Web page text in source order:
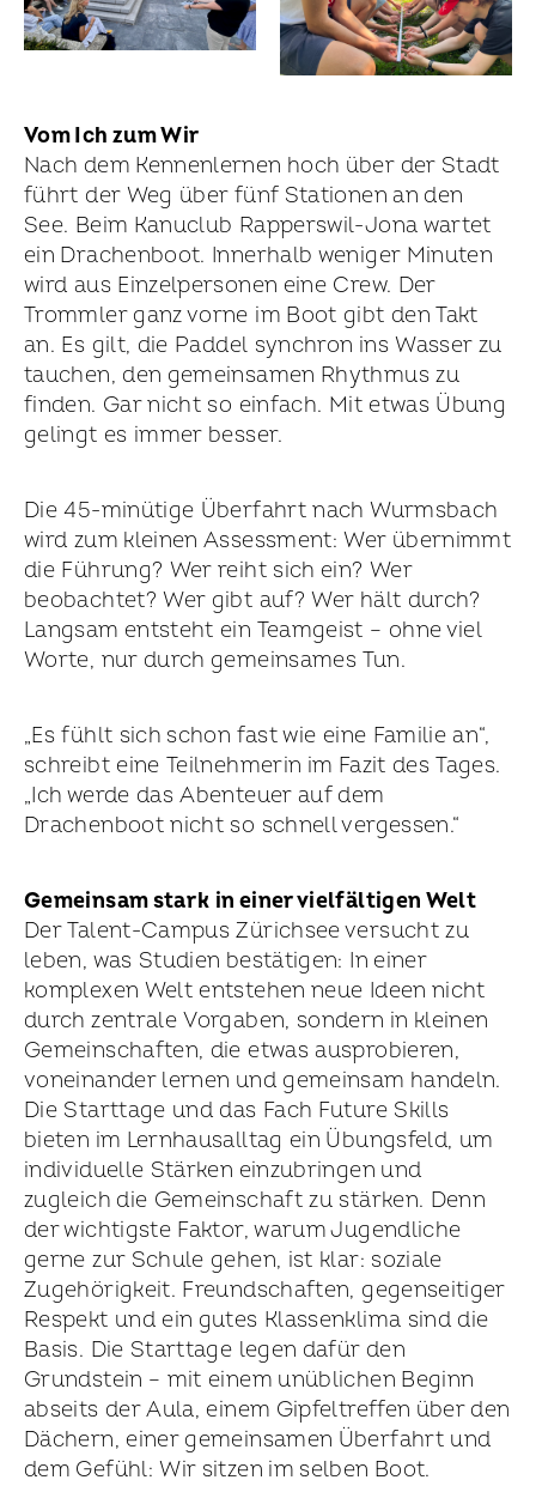
Vom Ich zum Wir
Nach dem Kennenlernen hoch über der Stadt
führt der Weg über fünf Stationen an den
See. Beim Kanuclub Rapperswil-Jona wartet
ein Drachenboot. Innerhalb weniger Minuten
wird aus Einzelpersonen eine Crew. Der
Trommler ganz vorne im Boot gibt den Takt
an. Es gilt, die Paddel synchron ins Wasser zu
tauchen, den gemeinsamen Rhythmus zu
finden. Gar nicht so einfach. Mit etwas Übung
gelingt es immer besser.
Die 45-minütige Überfahrt nach Wurmsbach
wird zum kleinen Assessment: Wer übernimmt
die Führung? Wer reiht sich ein? Wer
beobachtet? Wer gibt auf? Wer hält durch?
Langsam entsteht ein Teamgeist – ohne viel
Worte, nur durch gemeinsames Tun.
„Es fühlt sich schon fast wie eine Familie an“,
schreibt eine Teilnehmerin im Fazit des Tages.
„Ich werde das Abenteuer auf dem
Drachenboot nicht so schnell vergessen.“
Gemeinsam stark in einer vielfältigen Welt
Der Talent-Campus Zürichsee versucht zu
leben, was Studien bestätigen: In einer
komplexen Welt entstehen neue Ideen nicht
durch zentrale Vorgaben, sondern in kleinen
Gemeinschaften, die etwas ausprobieren,
voneinander lernen und gemeinsam handeln.
Die Starttage und das Fach Future Skills
bieten im Lernhausalltag ein Übungsfeld, um
individuelle Stärken einzubringen und
zugleich die Gemeinschaft zu stärken. Denn
der wichtigste Faktor, warum Jugendliche
gerne zur Schule gehen, ist klar: soziale
Zugehörigkeit. Freundschaften, gegenseitiger
Respekt und ein gutes Klassenklima sind die
Basis. Die Starttage legen dafür den
Grundstein – mit einem unüblichen Beginn
abseits der Aula, einem Gipfeltreffen über den
Dächern, einer gemeinsamen Überfahrt und
dem Gefühl: Wir sitzen im selben Boot.